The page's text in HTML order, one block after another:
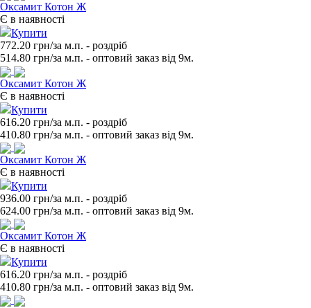
Оксамит Котон Ж
Є в наявності
Купити
772.20 грн/за м.п. - роздрiб
514.80 грн/за м.п. - оптовий заказ вiд 9м.
Оксамит Котон Ж
Є в наявності
Купити
616.20 грн/за м.п. - роздрiб
410.80 грн/за м.п. - оптовий заказ вiд 9м.
Оксамит Котон Ж
Є в наявності
Купити
936.00 грн/за м.п. - роздрiб
624.00 грн/за м.п. - оптовий заказ вiд 9м.
Оксамит Котон Ж
Є в наявності
Купити
616.20 грн/за м.п. - роздрiб
410.80 грн/за м.п. - оптовий заказ вiд 9м.